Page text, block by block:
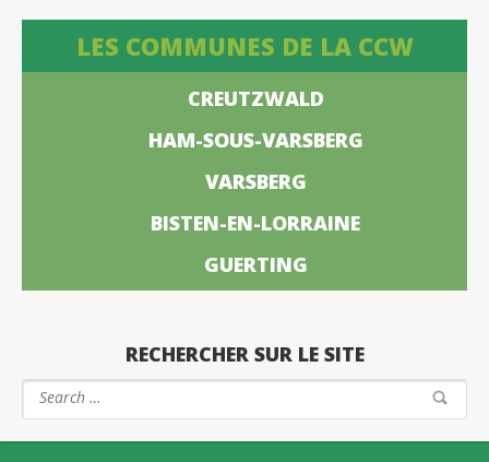
LES COMMUNES DE LA CCW
CREUTZWALD
HAM-SOUS-VARSBERG
VARSBERG
BISTEN-EN-LORRAINE
GUERTING
RECHERCHER SUR LE SITE